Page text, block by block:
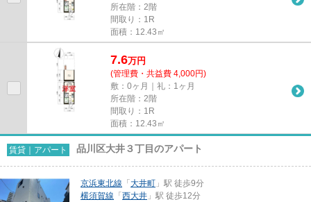
所在階：2階
間取り：1R
面積：12.43㎡
7.6万円
(管理費・共益費 4,000円)
敷：0ヶ月｜礼：1ヶ月
所在階：2階
間取り：1R
面積：12.43㎡
賃貸｜アパート 品川区大井３丁目のアパート
京浜東北線 「 大井町 」駅 徒歩9分
横須賀線 「 西大井 」駅 徒歩12分